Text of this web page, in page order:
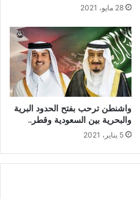
28 مايو، 2021
واشنطن ترحب بفتح الحدود البرية
والبحرية بين السعودية وقطر..
5 يناير، 2021